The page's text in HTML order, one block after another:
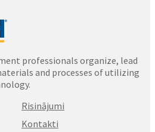
professionals organize, lead
and processes of utilizing
Risinājumi
Kontakti